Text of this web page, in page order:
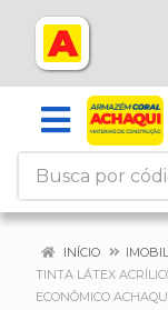
INÍCIO
TINTA LÁTEX
ECONÔMICO